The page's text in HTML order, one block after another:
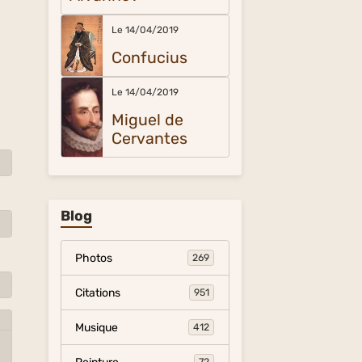
Le 14/04/2019
Confucius
Le 14/04/2019
Miguel de
Cervantes
Blog
Photos 269
Citations 951
Musique 412